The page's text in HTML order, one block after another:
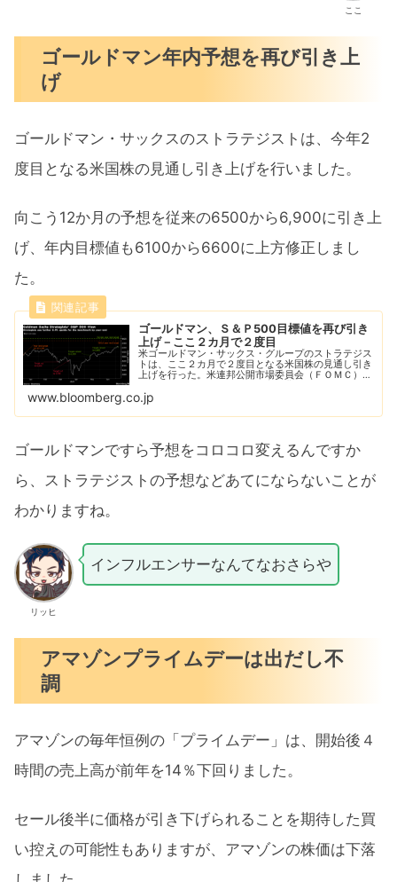
ここ
ゴールドマン年内予想を再び引き上
げ
ゴールドマン・サックスのストラテジストは、今年2
度目となる米国株の見通し引き上げを行いました。
向こう12か月の予想を従来の6500から6,900に引き上
げ、年内目標値も6100から6600に上方修正しまし
た。
ゴールドマン、Ｓ＆Ｐ500目標値を再び引き
上げ－ここ２カ月で２度目
米ゴールドマン・サックス・グループのストラテジス
トは、ここ２カ月で２度目となる米国株の見通し引き
上げを行った。米連邦公開市場委員会（ＦＯＭＣ）が
www.bloomberg.co.jp
ゴールドマンですら予想をコロコロ変えるんですか
ら、ストラテジストの予想などあてにならないことが
わかりますね。
リッヒ
インフルエンサーなんてなおさらや
アマゾンプライムデーは出だし不
調
アマゾンの毎年恒例の「プライムデー」は、開始後４
時間の売上高が前年を14％下回りました。
セール後半に価格が引き下げられることを期待した買
い控えの可能性もありますが、アマゾンの株価は下落